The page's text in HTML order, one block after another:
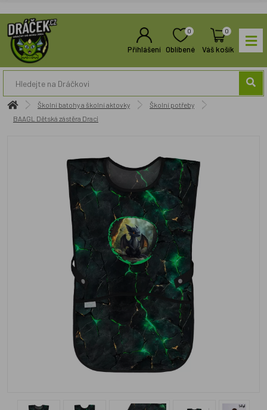
Přihlášení
0
Oblíbené
0
Váš košík
Školní batohy a školní aktovky
Školní potřeby
BAAGL Dětská zástěra Draci